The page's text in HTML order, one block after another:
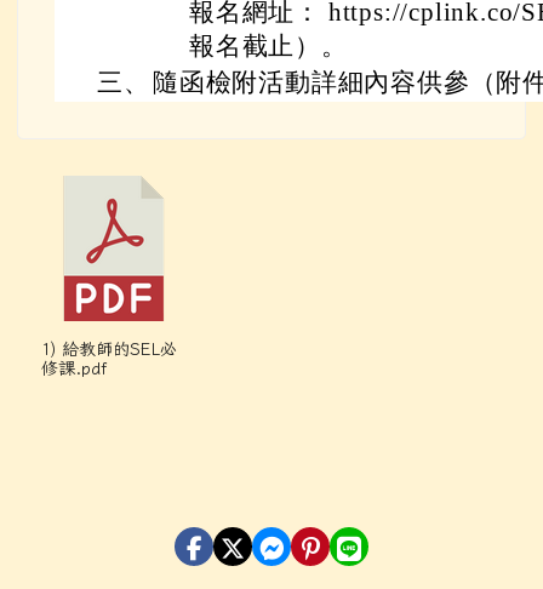
報名網址： https://cplink.co/
報名截止）。
三、
隨函檢附活動詳細內容供參（附
1) 給教師的SEL必
修課.pdf